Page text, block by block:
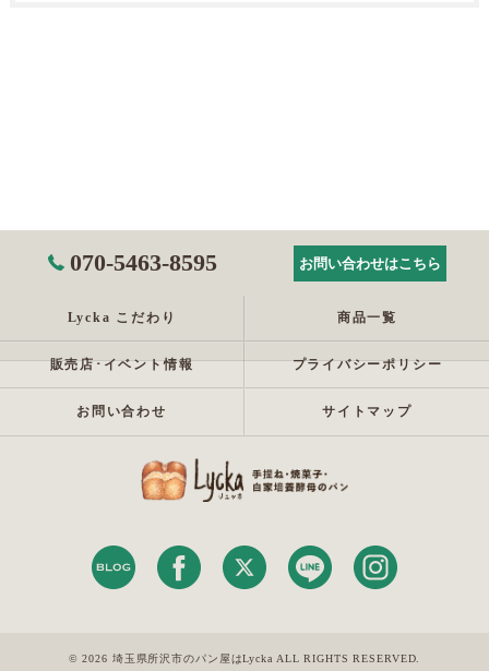
070-5463-8595 お問い合わせはこちら
Lycka こだわり 商品一覧
販売店･イベント情報 プライバシーポリシー
お問い合わせ サイトマップ
© 2026 埼玉県所沢市のパン屋はLycka ALL RIGHTS RESERVED.